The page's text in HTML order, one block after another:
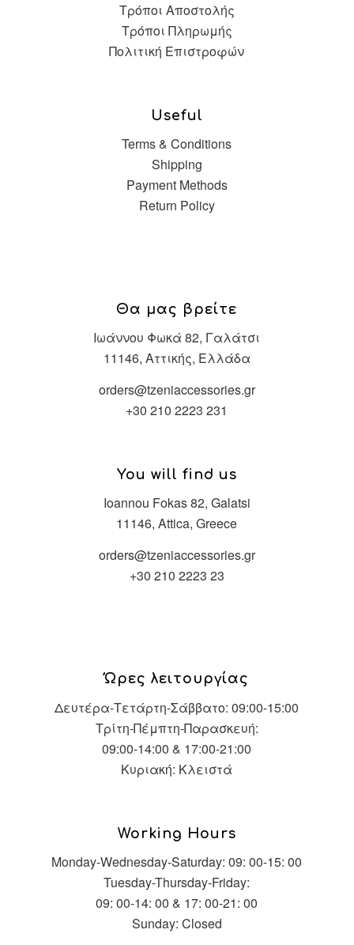
Τρόποι Αποστολής
Τρόποι Πληρωμής
Πολιτική Επιστροφών
Useful
Terms & Conditions
Shipping
Payment Methods
Return Policy
Θα μας βρείτε
Ιωάννου Φωκά 82, Γαλάτσι
11146, Αττικής, Ελλάδα
orders@tzeniaccessories.gr
+30 210 2223 231
You will find us
Ioannou Fokas 82, Galatsi
11146, Attica, Greece
orders@tzeniaccessories.gr
+30 210 2223 23
Ώρες λειτουργίας
Δευτέρα-Τετάρτη-Σάββατο: 09:00-15:00
Τρίτη-Πέμπτη-Παρασκευή:
09:00-14:00 & 17:00-21:00
Κυριακή: Κλειστά
Working Hours
Monday-Wednesday-Saturday: 09: 00-15: 00
Tuesday-Thursday-Friday:
09: 00-14: 00 & 17: 00-21: 00
Sunday: Closed